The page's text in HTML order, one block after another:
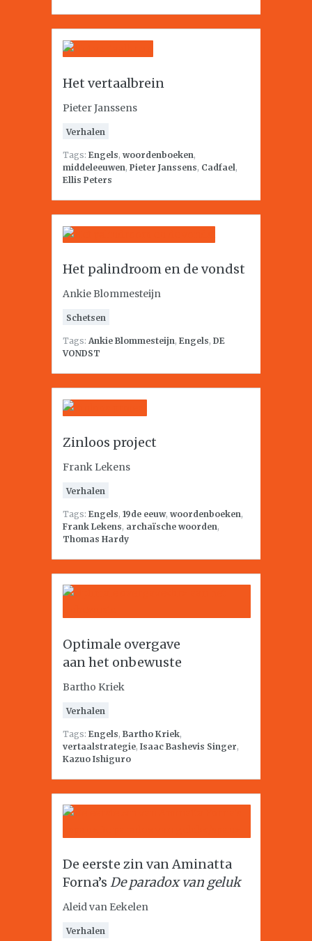
Het vertaalbrein
Pieter Janssens
Verhalen
Tags: Engels, woordenboeken,
middeleeuwen, Pieter Janssens, Cadfael,
Ellis Peters
Het palindroom en de vondst
Ankie Blommesteijn
Schetsen
Tags: Ankie Blommesteijn, Engels, DE
VONDST
Zinloos project
Frank Lekens
Verhalen
Tags: Engels, 19de eeuw, woordenboeken,
Frank Lekens, archaïsche woorden,
Thomas Hardy
Optimale overgave
aan het onbewuste
Bartho Kriek
Verhalen
Tags: Engels, Bartho Kriek,
vertaalstrategie, Isaac Bashevis Singer,
Kazuo Ishiguro
De eerste zin van Aminatta
Forna’s De paradox van geluk
Aleid van Eekelen
Verhalen